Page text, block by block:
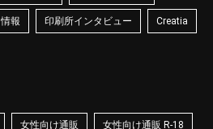
報 印刷所インタビュー Creatia
女性向け通販 女性向け通販 R-18